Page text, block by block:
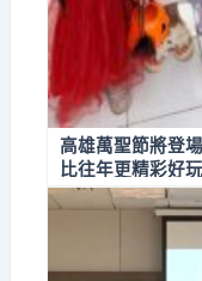
高雄萬聖節將登
比往年更精彩好
聖